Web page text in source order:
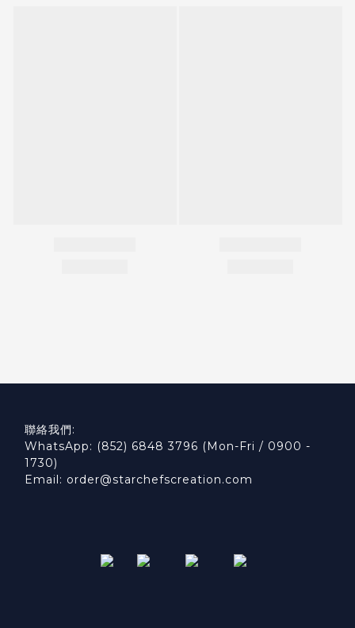
聯絡我們:
WhatsApp: (852) 6848 3796 (Mon-Fri / 0900 -
1730)
Email: order@starchefscreation.com